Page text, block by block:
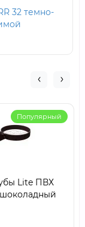
32 темно-
Популярный
Lite ПВХ
шоколадный